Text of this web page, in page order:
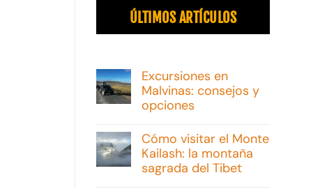
ÚLTIMOS ARTÍCULOS
Excursiones en
Malvinas: consejos y
opciones
hay
comentarios
en
Excursiones
en
Cómo visitar el Monte
Kailash: la montaña
sagrada del Tibet